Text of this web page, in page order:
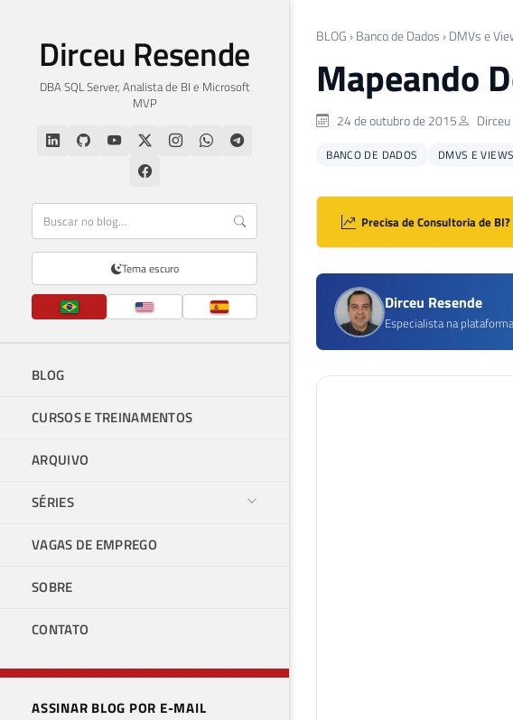
Dirceu Resende
DBA SQL Server, Analista de BI e Microsoft
MVP
Tema escuro
BLOG
CURSOS E TREINAMENTOS
ARQUIVO
SÉRIES
VAGAS DE EMPREGO
SOBRE
CONTATO
ASSINAR BLOG POR E-MAIL
BLOG › Banco de Dados › DMVs e
Mapeando
24 de outubro de 2015
BANCO DE DADOS DMVS E
Precisa de Consultoria de BI?
Dirceu Resende
Especialista na